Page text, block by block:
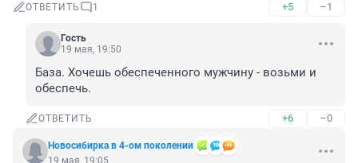
ОТВЕТИТЬ 1 +5 –1
Гость
19 мая, 19:50
База. Хочешь обеспеченного мужчину - возьми и
обеспечь.
ОТВЕТИТЬ +6 –0
Новосибирка в 4-ом поколении
19 мая, 19:05